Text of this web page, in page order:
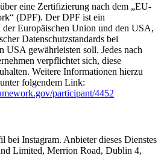
eine Zertifizierung nach dem „EU-
(DPF). Der DPF ist ein
Europäischen Union und den USA,
Datenschutzstandards bei
USA gewährleisten soll. Jedes nach
verpflichtet sich, diese
Weitere Informationen hierzu
folgendem Link:
participant/4452
bei Instagram. Anbieter dieses Dienstes
Limited, Merrion Road, Dublin 4,